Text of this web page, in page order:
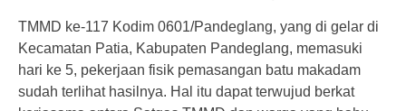
TMMD ke-117 Kodim 0601/Pandeglang, yang di gelar di
Kecamatan Patia, Kabupaten Pandeglang, memasuki
hari ke 5, pekerjaan fisik pemasangan batu makadam
sudah terlihat hasilnya. Hal itu dapat terwujud berkat